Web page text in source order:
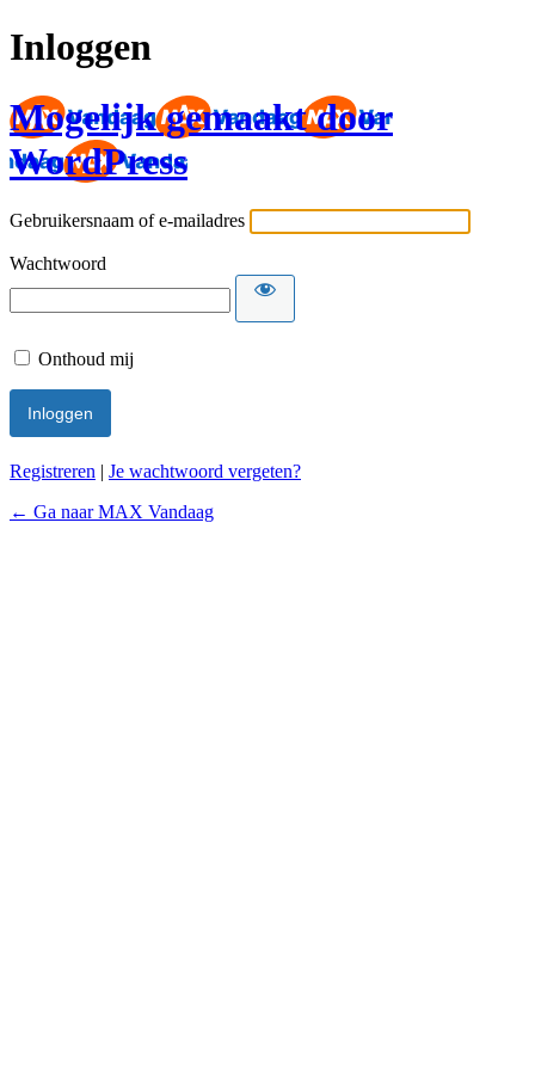
Inloggen
Mogelijk gemaakt door
WordPress
Gebruikersnaam of e-mailadres
Wachtwoord
Onthoud mij
Registreren | Je wachtwoord vergeten?
← Ga naar MAX Vandaag